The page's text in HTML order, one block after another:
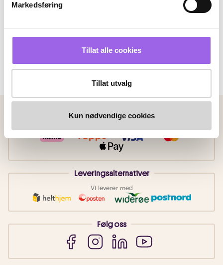
Markedsføring
Tillat alle cookies
Tillat utvalg
Kun nødvendige cookies
Betalingsmetoder
Leveringsalternativer
Vi leverer med
Følg oss